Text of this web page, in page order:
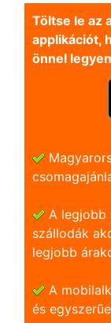
Töltse le az
applikációt,
önnel
A legjobb
szállodák
legjobb
A
és